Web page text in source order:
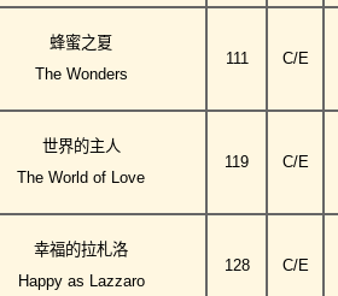
蜂蜜之夏
The Wonders
111 C/E
世界的主人
The World of Love
119 C/E
幸福的拉札洛
Happy as Lazzaro
128 C/E